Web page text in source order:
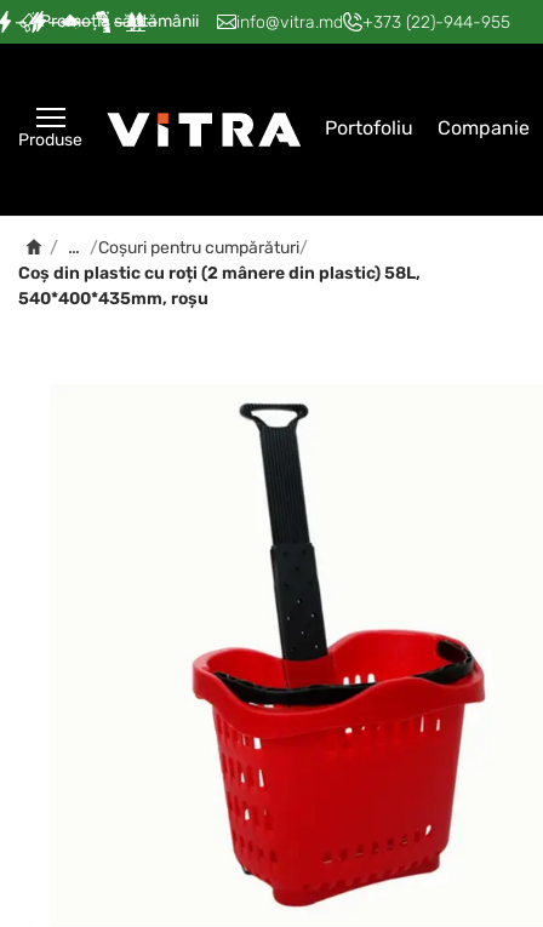
Promoția săptămânii
— — — — — info@vitra.md +373 (22)-944-955
Produse Portofoliu Companie
/ … /Coșuri pentru cumpărături/
Coș din plastic cu roți (2 mânere din plastic) 58L,
540*400*435mm, roșu